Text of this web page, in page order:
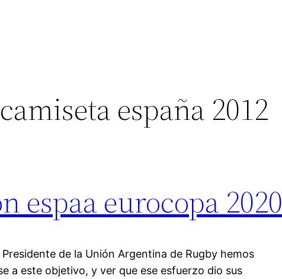
camiseta españa 2012
espaa eurocopa 2020
de la Unión Argentina de Rugby hemos
a este objetivo, y ver que ese esfuerzo dio sus